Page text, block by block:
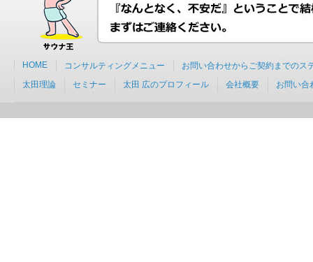
HOME コンサルティングメニュー
お問い合わせからご契約までのス
太田理論
セミナー 太田 広のプロフィール 会社概要 お問い合